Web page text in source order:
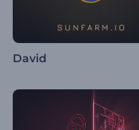
David